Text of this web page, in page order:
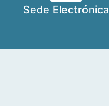
Sede Electrónica